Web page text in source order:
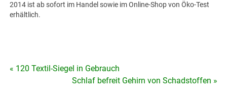
2014 ist ab sofort im Handel sowie im Online-Shop von Öko-Test
erhältlich.
Beitragsnavigation
« 120 Textil-Siegel in Gebrauch
Schlaf befreit Gehirn von Schadstoffen »